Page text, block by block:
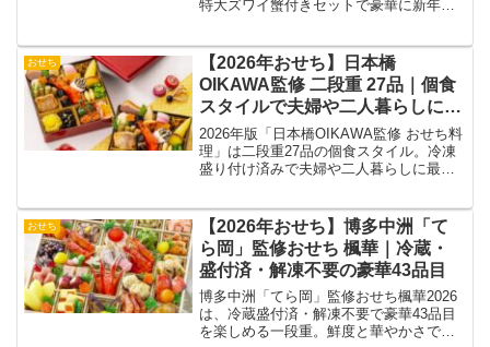
特大ズワイ蟹付きセットで豪華に新年を
おせち
【2026年おせち】日本橋
OIKAWA監修 二段重 27品｜個食
スタイルで夫婦や二人暮らしに最
適
2026年版「日本橋OIKAWA監修 おせち料
理」は二段重27品の個食スタイル。冷凍
盛り付け済みで夫婦や二人暮らしに最適
おせち
【2026年おせち】博多中洲「て
ら岡」監修おせち 楓華｜冷蔵・
盛付済・解凍不要の豪華43品目
博多中洲「てら岡」監修おせち楓華2026
は、冷蔵盛付済・解凍不要で豪華43品目
を楽しめる一段重。鮮度と華やかさで新